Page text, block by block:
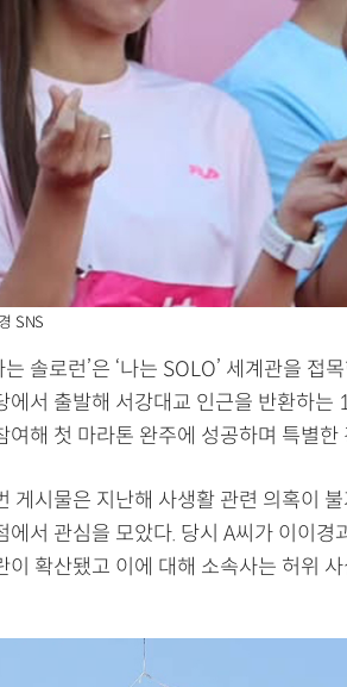
SNS
솔로런’은 ‘나는 SOLO’ 세계관을 접
에서 출발해 서강대교 인근을 반환하
여해 첫 마라톤 완주에 성공하며 특별한
게시물은 지난해 사생활 관련 의혹이
에서 관심을 모았다. 당시 A씨가 이이
이 확산됐고 이에 대해 소속사는 허위